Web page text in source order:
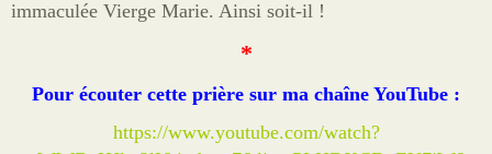
immaculée Vierge Marie. Ainsi soit-il !
*
Pour écouter cette prière sur ma chaîne YouTube :
https://www.youtube.com/watch?